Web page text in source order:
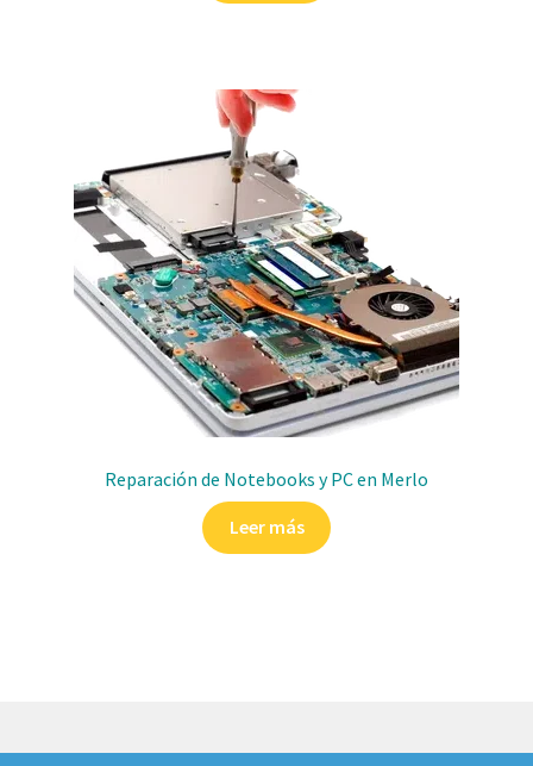
Reparación de Notebooks y PC en Merlo
Leer más